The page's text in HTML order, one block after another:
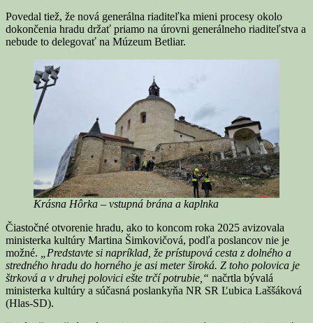
Povedal tiež, že nová generálna riaditeľka mieni procesy okolo
dokončenia hradu držať priamo na úrovni generálneho riaditeľstva a
nebude to delegovať na Múzeum Betliar.
Krásna Hôrka – vstupná brána a kaplnka
Čiastočné otvorenie hradu, ako to koncom roka 2025 avizovala
ministerka kultúry Martina Šimkovičová, podľa poslancov nie je
možné. „Predstavte si napríklad, že prístupová cesta z dolného a
stredného hradu do horného je asi meter široká. Z toho polovica je
štrková a v druhej polovici ešte trčí potrubie,“ načrtla bývalá
ministerka kultúry a súčasná poslankyňa NR SR Ľubica Laššáková
(Hlas-SD).